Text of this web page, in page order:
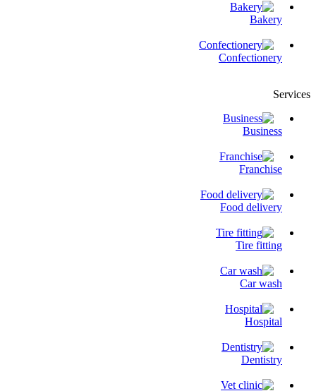
Bakery
Confectionery
Services
Business
Franchise
Food delivery
Tire fitting
Сar wash
Hospital
Dentistry